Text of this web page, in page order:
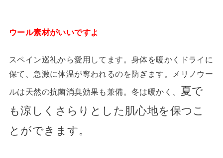
ウール素材がいいですよ
スペイン巡礼から愛用してます。身体を暖かくドライに
保て、急激に体温が奪われるのを防ぎます。メリノウー
ルは天然の抗菌消臭効果も兼備。冬は暖かく、 夏で
も涼しくさらりとした肌心地を保つこ
とができます。